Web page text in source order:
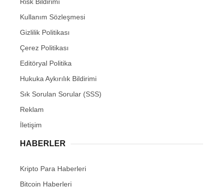
Risk Bildirimi
Kullanım Sözleşmesi
Gizlilik Politikası
Çerez Politikası
Editöryal Politika
Hukuka Aykırılık Bildirimi
Sık Sorulan Sorular (SSS)
Reklam
İletişim
HABERLER
Kripto Para Haberleri
Bitcoin Haberleri